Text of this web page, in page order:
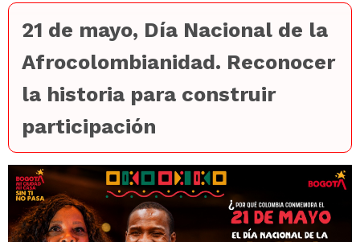
21 de mayo, Día Nacional de la
Afrocolombianidad. Reconocer
la historia para construir
participación